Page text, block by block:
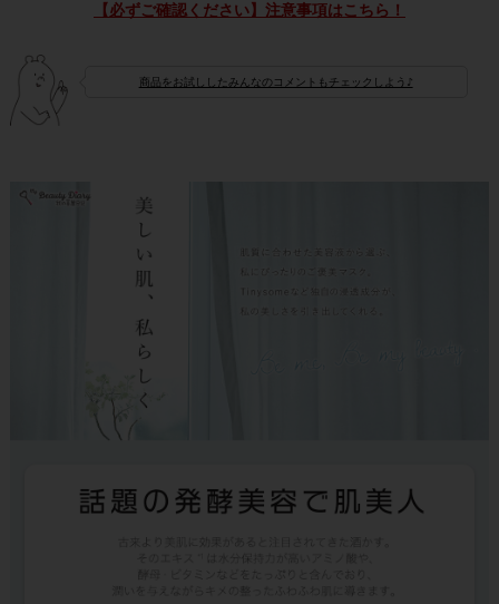
【必ずご確認ください】注意事項はこちら！
商品をお試ししたみんなのコメントもチェックしよう♪